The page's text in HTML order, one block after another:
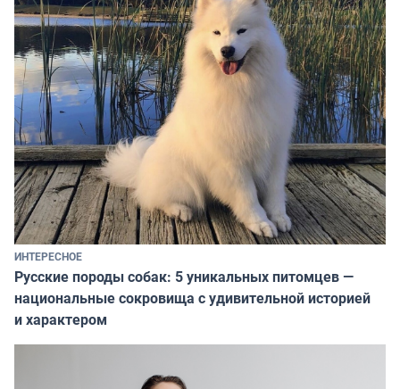
ИНТЕРЕСНОЕ
Русские породы собак: 5 уникальных питомцев —
национальные сокровища с удивительной историей
и характером